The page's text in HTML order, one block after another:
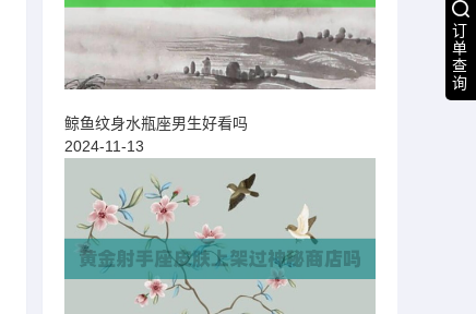
订
单
查
询
鲸鱼纹身水瓶座男生好看吗
2024-11-13